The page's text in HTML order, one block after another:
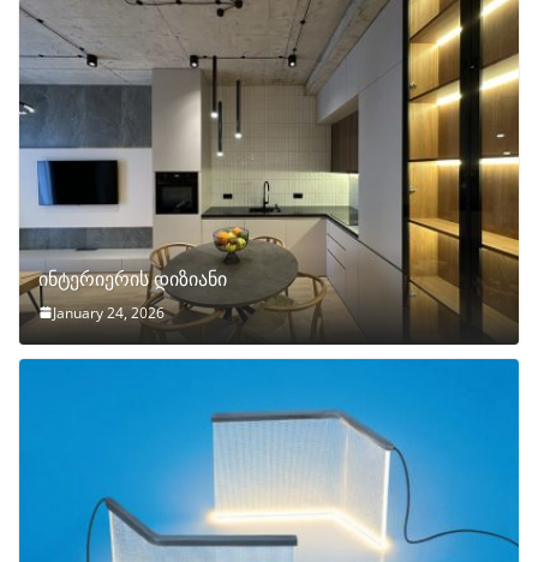
ინტერიერის დიზიანი
January 24, 2026